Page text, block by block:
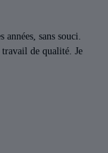
sans souci.
travail de qualité. Je